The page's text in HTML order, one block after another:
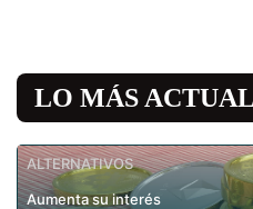
LO MÁS ACTUAL
ALTERNATIVOS
Aumenta su interés